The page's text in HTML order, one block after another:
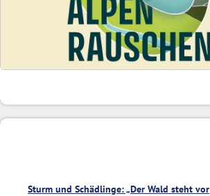
Sturm und Schädlinge: „Der Wald steht vor